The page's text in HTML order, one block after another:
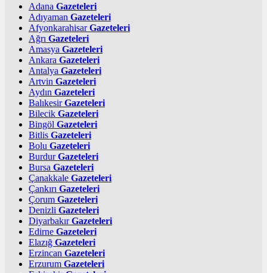
Adana Gazeteleri
Adıyaman Gazeteleri
AfyonkarahisarGazeteleri
Ağrı Gazeteleri
Amasya Gazeteleri
Ankara Gazeteleri
Antalya Gazeteleri
Artvin Gazeteleri
Aydın Gazeteleri
BalıkesirGazeteleri
Bilecik Gazeteleri
Bingöl Gazeteleri
Bitlis Gazeteleri
Bolu Gazeteleri
BurdurGazeteleri
Bursa Gazeteleri
Çanakkale Gazeteleri
Çankırı Gazeteleri
Çorum Gazeteleri
Denizli Gazeteleri
DiyarbakırGazeteleri
Edirne Gazeteleri
Elazığ Gazeteleri
Erzincan Gazeteleri
Erzurum Gazeteleri